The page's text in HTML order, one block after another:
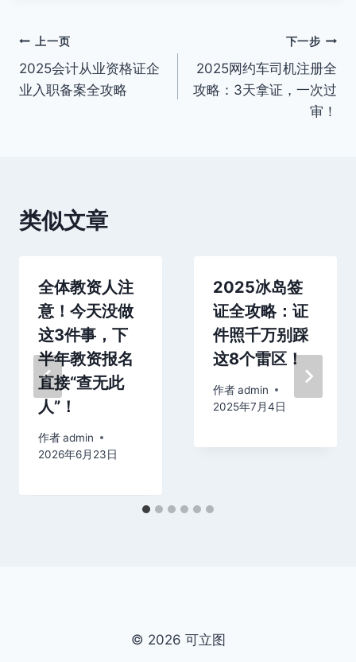
文
章
上一页
2025会计从业资格证企
业入职备案全攻略
下一步
2025网约车司机注册全
攻略：3天拿证，一次过
审！
类似文章
全体教资人注
意！今天没做
这3件事，下
半年教资报名
直接“查无此
人”！
作者admin
2026年6月23日
2025冰岛签
证全攻略：证
件照千万别踩
这8个雷区！
作者admin
2025年7月4日
© 2026 可立图